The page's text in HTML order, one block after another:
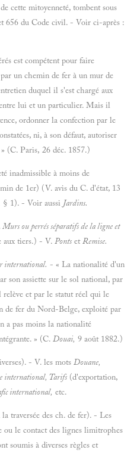
cette mitoyenneté, tombent sous
656 du Code civil. - Voir ci-après :
est compétent pour faire
un chemin de fer à un mur de
duquel il s'est chargé aux
lui et un particulier. Mais il
ordonner la confection par le
ni, à son défaut, autoriser
(C. Paris, 26 déc. 1857.)
inadmissible à moins de
de 1er) (V. avis du C. d'état, 13
§ 1). - Voir aussi Jardins.
Murs ou perrés séparatifs de la ligne et
aux tiers.) - V. Ponts etRemise.
international. - « La nationalité d'un
son assiette sur le sol national, par
et par le statut réel qui le
de fer du Nord-Belge, exploité par
a pas moins la nationalité
» (C. Douai, 9 août 1882.)
- V. les mots Douane,
international, Tarifs (d'exportation,
international, etc.
la traversée des ch. de fer). - Les
ou le contact des lignes limitrophes
soumis à diverses règles et